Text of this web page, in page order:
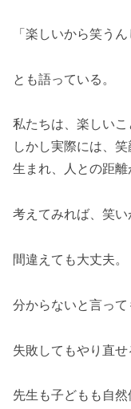
「楽しいから笑う
とも語っている。
私たちは、楽しいこ
しかし実際には、
生まれ、人との距離
考えてみれば、笑い
間違えても大丈夫。
分からないと言って
失敗してもやり直せ
先生も子どもも自然